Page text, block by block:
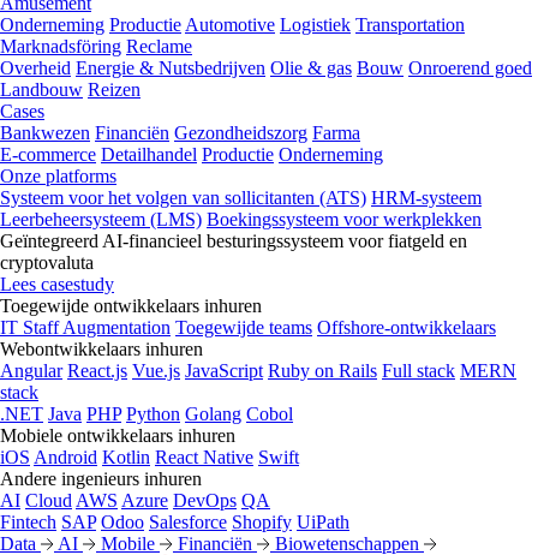
Onderneming Productie Automotive Logistiek Transportation
Marknadsföring Reclame
Overheid Energie & Nutsbedrijven Olie & gas Bouw Onroerend goed
Landbouw Reizen
Cases
Bankwezen Financiën Gezondheidszorg Farma
E-commerce Detailhandel Productie Onderneming
Onze platforms
Systeem voor het volgen van sollicitanten (ATS) HRM-systeem
Leerbeheersysteem (LMS) Boekingssysteem voor werkplekken
Geïntegreerd AI-financieel besturingssysteem voor fiatgeld en
cryptovaluta
Lees casestudy
Toegewijde ontwikkelaars inhuren
IT Staff Augmentation Toegewijde teams Offshore-ontwikkelaars
Webontwikkelaars inhuren
Angular React.js Vue.js JavaScript Ruby on Rails Full stack MERN
stack
.NET Java PHP Python Golang Cobol
Mobiele ontwikkelaars inhuren
iOS Android Kotlin React Native Swift
Andere ingenieurs inhuren
AI Cloud AWS Azure DevOps QA
Fintech SAP Odoo Salesforce Shopify UiPath
Data
AI Mobile Financiën Biowetenschappen